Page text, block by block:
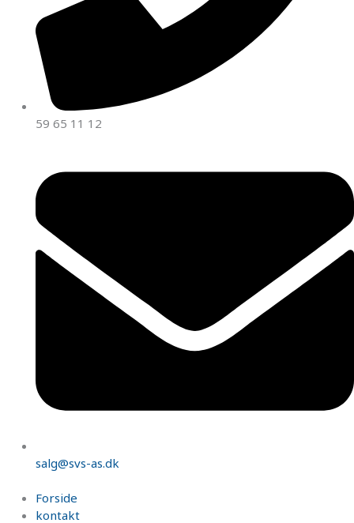
59 65 11 12
salg@svs-as.dk
Forside
kontakt